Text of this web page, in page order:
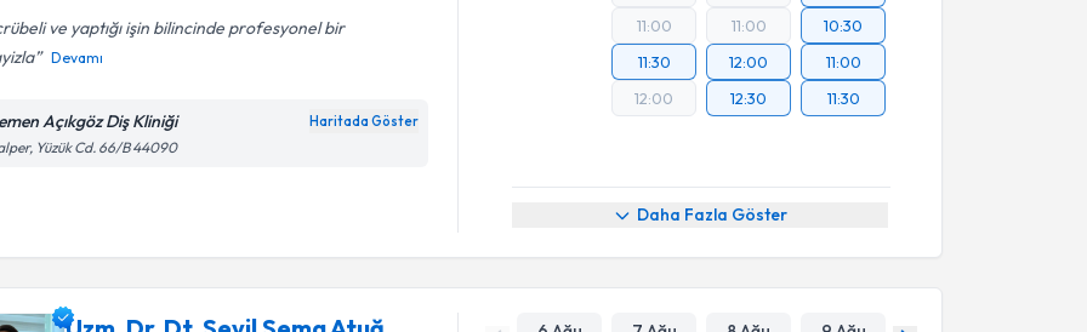
ve yaptığı işin bilincinde profesyonel bir
Devamı
Açıkgöz Diş Kliniği Haritada Göster
Yüzük Cd. 66/B 44090
11:00
11:30
12:00
11:00
12:00
12:30
10:30
11:00
11:30
Daha Fazla Göster